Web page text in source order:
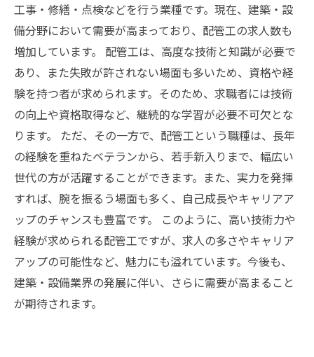
工事・修繕・点検などを行う業種です。現在、建築・設
備分野において需要が高まっており、配管工の求人数も
増加しています。 配管工は、高度な技術と知識が必要で
あり、また失敗が許されない場面も多いため、資格や経
験を持つ者が求められます。そのため、求職者には技術
の向上や資格取得など、継続的な学習が必要不可欠とな
ります。 ただ、その一方で、配管工という職種は、長年
の経験を重ねたベテランから、若手新入りまで、幅広い
世代の方が活躍することができます。また、実力を発揮
すれば、腕を振るう場面も多く、自己成長やキャリアア
ップのチャンスも豊富です。 このように、高い技術力や
経験が求められる配管工ですが、求人の多さやキャリア
アップの可能性など、魅力にも溢れています。今後も、
建築・設備業界の発展に伴い、さらに需要が高まること
が期待されます。